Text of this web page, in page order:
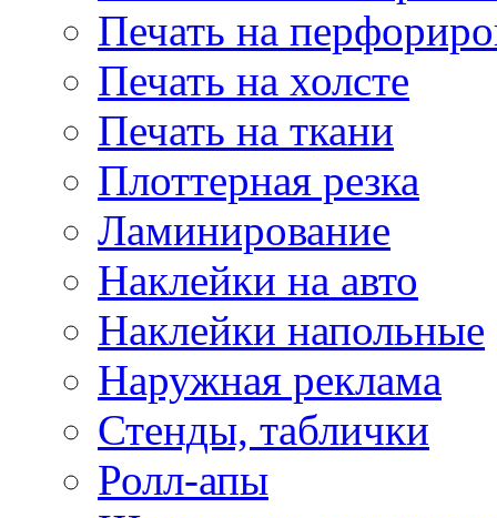
Печать на
Печать на холсте
Печать на ткани
Плоттерная резка
Ламинирование
Наклейки на авто
Наклейки напольные
Наружная реклама
Стенды, таблички
Ролл-апы